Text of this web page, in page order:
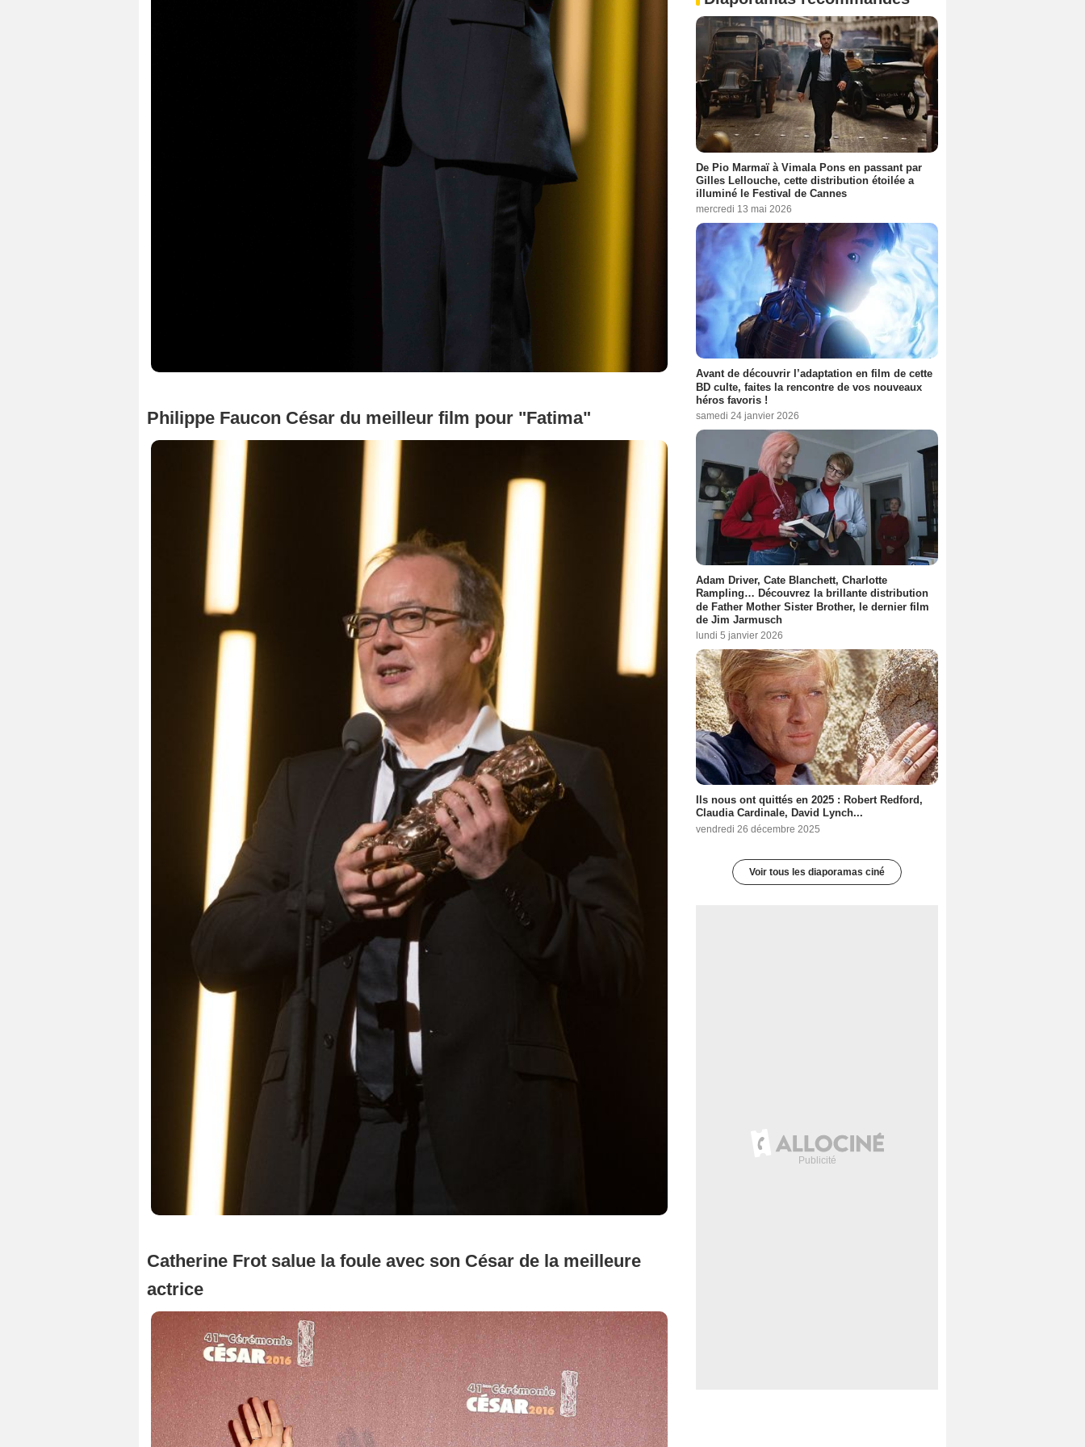
Philippe Faucon César du meilleur film pour "Fatima"
Catherine Frot salue la foule avec son César de la meilleure
actrice
De Pio Marmaï à Vimala Pons en passant par
Gilles Lellouche, cette distribution étoilée a
illuminé le Festival de Cannes
mercredi 13 mai 2026
Avant de découvrir l’adaptation en film de cette
BD culte, faites la rencontre de vos nouveaux
héros favoris !
samedi 24 janvier 2026
Adam Driver, Cate Blanchett, Charlotte
Rampling… Découvrez la brillante distribution
de Father Mother Sister Brother, le dernier film
de Jim Jarmusch
lundi 5 janvier 2026
Ils nous ont quittés en 2025 : Robert Redford,
Claudia Cardinale, David Lynch...
vendredi 26 décembre 2025
Voir tous les diaporamas ciné